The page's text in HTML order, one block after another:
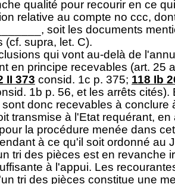
qualité pour recourir en ce
relative au compte no ccc,
soit les documents
(cf. supra, let. C).
qui vont au-delà de
en principe recevables (art. 25
II 373 consid. 1c p. 375; 118 Ib
1b p. 56, et les arrêts cités).
donc recevables à conclure
transmise à l'Etat requérant,
la procédure menée dans
à ce qu'il soit ordonné au
tri des pièces est en revanche
à l'appui. Les
tri des pièces constitue une